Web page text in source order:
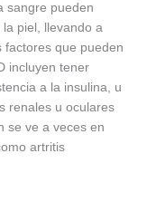
sangre pueden
piel, llevando a
factores que pueden
incluyen tener
a la insulina, u
renales u oculares
se ve a veces en
artritis